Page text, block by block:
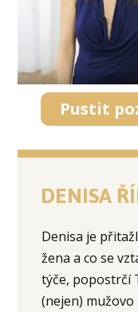
Pustit
DENISA
Denisa je
žena a co se
týče, popostrčí
(nejen) mužovo